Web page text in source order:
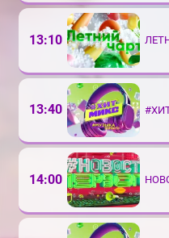
13:10
13:40
14:00